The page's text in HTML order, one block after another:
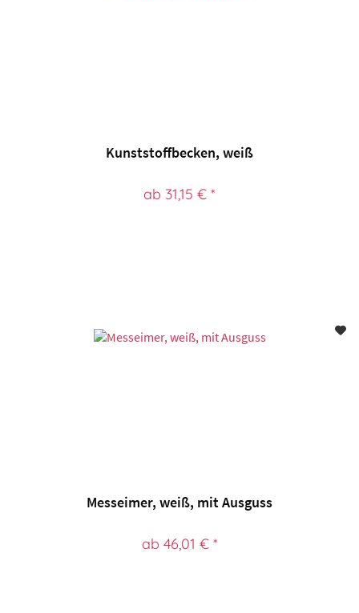
Kunststoffbecken, weiß
ab 31,15 € *
Messeimer, weiß, mit Ausguss
ab 46,01 € *